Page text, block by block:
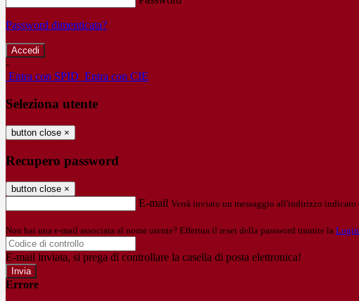
Password dimenticata?
-
Entra con SPID Entra con CIE
Seleziona utente
button close ×
Recupero password
button close ×
E-mail Verrà inviato un messaggio all'indirizzo indicato
Non hai una e-mail associata al nome utente? Effettua il reset della password tramite la
E-mail inviata, si prega di controllare la casella di posta elettronica!
Errore